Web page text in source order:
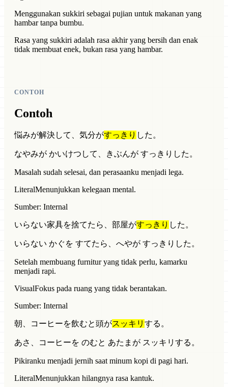
Menggunakan sukkiri sebagai pujian untuk makanan yang
hambar tanpa bumbu.
Rasa yang sukkiri adalah rasa akhir yang bersih dan enak
tidak membuat enek, bukan rasa yang hambar.
CONTOH
Contoh
悩みが解決して、気分がすっきり した。
なやみが かいけつして、きぶんが すっきりした。
Masalah sudah selesai, dan perasaanku menjadi lega.
LiteralMenunjukkan kelegaan mental.
Sumber: Internal
いらない家具を捨てたら、部屋がすっきり した。
いらない かぐを すてたら、へやが すっきりした。
Setelah membuang furnitur yang tidak perlu, kamarku
menjadi rapi.
VisualFokus pada ruang yang tidak berantakan.
Sumber: Internal
朝、コーヒーを飲むと頭がスッキリ する。
あさ、コーヒーを のむと あたまが スッキリする。
Pikiranku menjadi jernih saat minum kopi di pagi hari.
LiteralMenunjukkan hilangnya rasa kantuk.